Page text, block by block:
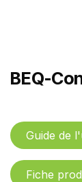
BEQ-
Guide de
Fiche